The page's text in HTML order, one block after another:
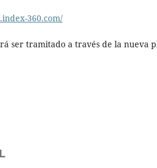
360.com/
ser tramitado a través de la nueva